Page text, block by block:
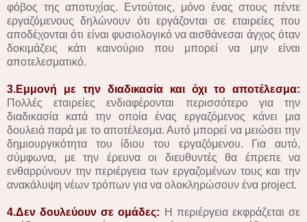
φόβος της αποτυχίας. Εντούτοις, μόνο ένας στους πέντε
εργαζόμενους δηλώνουν ότι εργάζονται σε εταιρείες που
αποδέχονται ότι είναι φυσιολογικό να αισθάνεσαι άγχος όταν
δοκιμάζεις κάτι καινούριο που μπορεί να μην είναι
αποτελεσματικό.
3.Εμμονή με την διαδικασία και όχι το αποτέλεσμα:
Πολλές εταιρείες ενδιαφέρονται περισσότερο για την
διαδικασία κατά την οποία ένας εργαζόμενος κάνει μια
δουλειά παρά με το αποτέλεσμα. Αυτό μπορεί να μειώσει την
δημιουργικότητα του ίδιου του εργαζόμενου. Για αυτό,
σύμφωνα, με την έρευνα οι διευθυντές θα έπρεπε να
ενθαρρύνουν την περιέργεια των εργαζομένων τους και την
ανακάλυψη νέων τρόπων για να ολοκληρώσουν ένα project.
4.Δεν δουλεύουν σε ομάδες: Η περιέργεια εκφράζεται σε